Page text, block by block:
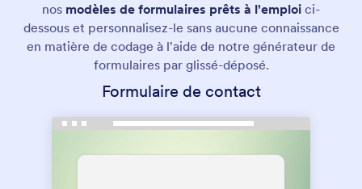
nos modèles de formulaires prêts à l'emploi ci-
dessous et personnalisez-le sans aucune connaissance
en matière de codage à l'aide de notre générateur de
formulaires par glissé-déposé.
Formulaire de contact